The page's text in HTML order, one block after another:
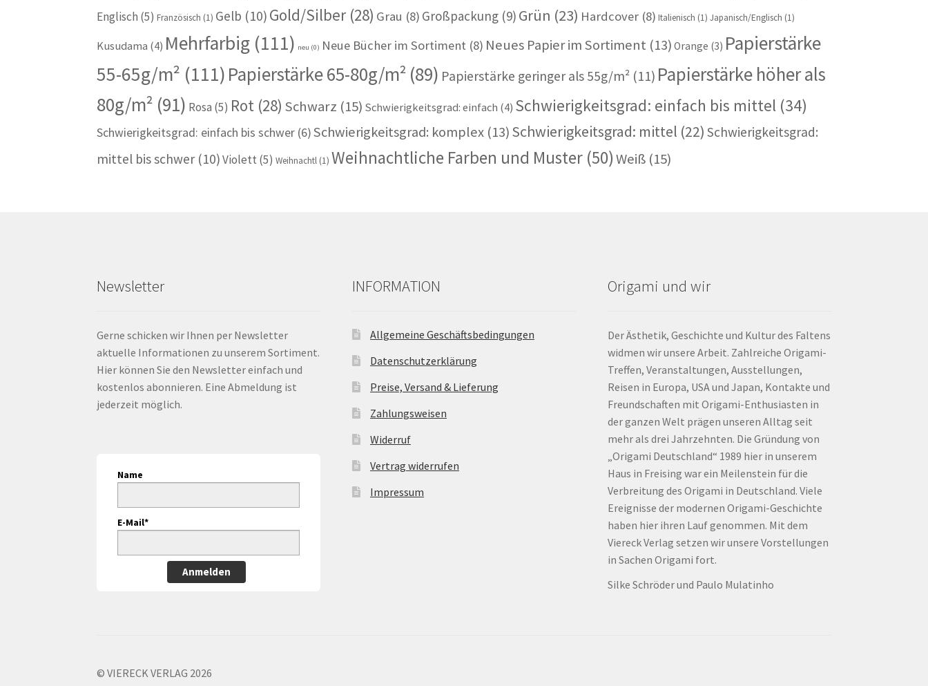
Englisch (5) Französisch (1) Gelb (10) Gold/Silber (28) Grau (8) Großpackung (9) Grün (23) Hardcover (8) Italienisch (1) Japanisch/Englisch (1)
Kusudama (4) Mehrfarbig (111) neu (0) Neue Bücher im Sortiment (8) Neues Papier im Sortiment (13) Orange (3) Papierstärke
55-65g/m² (111) Papierstärke 65-80g/m² (89) Papierstärke geringer als 55g/m² (11) Papierstärke höher als
80g/m² (91) Rosa (5) Rot (28) Schwarz (15) Schwierigkeitsgrad: einfach (4) Schwierigkeitsgrad: einfach bis mittel (34)
Schwierigkeitsgrad: einfach bis schwer (6)Schwierigkeitsgrad: komplex (13)Schwierigkeitsgrad: mittel (22) Schwierigkeitsgrad:
mittel bis schwer (10)Violett (5) Weihnachtl (1) Weihnachtliche Farben und Muster (50)Weiß (15)
Newsletter
Gerne schicken wir Ihnen per Newsletter
aktuelle Informationen zu unserem Sortiment.
Hier können Sie den Newsletter einfach und
kostenlos abonnieren. Eine Abmeldung ist
jederzeit möglich.
Name
E-Mail*
Anmelden
INFORMATION
Allgemeine Geschäftsbedingungen
Datenschutzerklärung
Preise, Versand & Lieferung
Zahlungsweisen
Widerruf
Vertrag widerrufen
Impressum
Origami und wir
Der Ästhetik, Geschichte und Kultur des Faltens
widmen wir unsere Arbeit. Zahlreiche Origami-
Treffen, Veranstaltungen, Ausstellungen,
Reisen in Europa, USA und Japan, Kontakte und
Freundschaften mit Origami-Enthusiasten in
der ganzen Welt prägen unseren Alltag seit
mehr als drei Jahrzehnten. Die Gründung von
„Origami Deutschland“ 1989 hier in unserem
Haus in Freising war ein Meilenstein für die
Verbreitung des Origami in Deutschland. Viele
Ereignisse der modernen Origami-Geschichte
haben hier ihren Lauf genommen. Mit dem
Viereck Verlag setzen wir unsere Vorstellungen
in Sachen Origami fort.
Silke Schröder und Paulo Mulatinho
© VIERECK VERLAG 2026